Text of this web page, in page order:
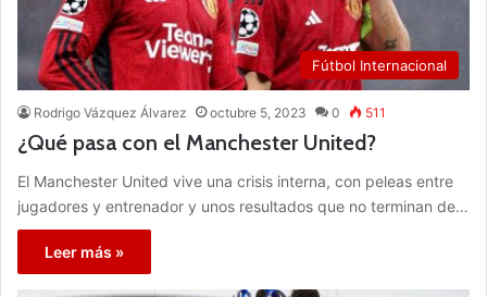
Fútbol Internacional
Rodrigo Vázquez Álvarez octubre 5, 2023 0 511
¿Qué pasa con el Manchester United?
El Manchester United vive una crisis interna, con peleas entre
jugadores y entrenador y unos resultados que no terminan de…
Leer más »